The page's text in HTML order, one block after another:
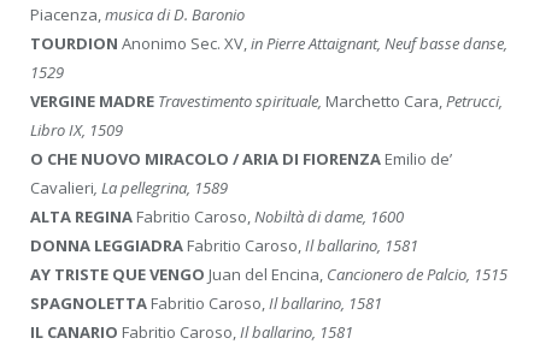
Piacenza,musica di D. Baronio
TOURDION Anonimo Sec. XV,in Pierre Attaignant, Neuf basse danse,
1529
VERGINE MADRE Travestimento spirituale, Marchetto Cara,Petrucci,
Libro IX, 1509
O CHE NUOVO MIRACOLO / ARIA DI FIORENZA Emilio de’
Cavalieri, La pellegrina, 1589
ALTA REGINA Fabritio Caroso,Nobiltà di dame, 1600
DONNA LEGGIADRA Fabritio Caroso,Il ballarino, 1581
AY TRISTE QUE VENGO Juan del Encina, Cancionero de Palcio, 1515
SPAGNOLETTA Fabritio Caroso,Il ballarino, 1581
IL CANARIO Fabritio Caroso,Il ballarino, 1581